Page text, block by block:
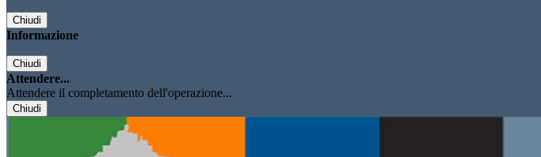
Chiudi
Informazione
Chiudi
Attendere...
Attendere il completamento dell'operazione...
Chiudi